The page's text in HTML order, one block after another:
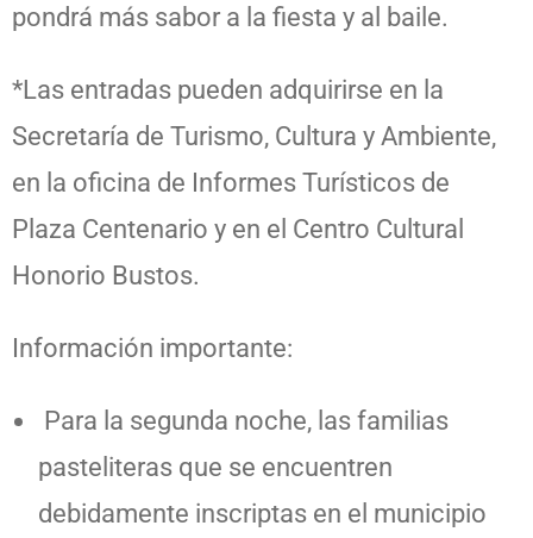
pondrá más sabor a la fiesta y al baile.
*Las entradas pueden adquirirse en la
Secretaría de Turismo, Cultura y Ambiente,
en la oficina de Informes Turísticos de
Plaza Centenario y en el Centro Cultural
Honorio Bustos.
Información importante:
Para la segunda noche, las familias
pasteliteras que se encuentren
debidamente inscriptas en el municipio